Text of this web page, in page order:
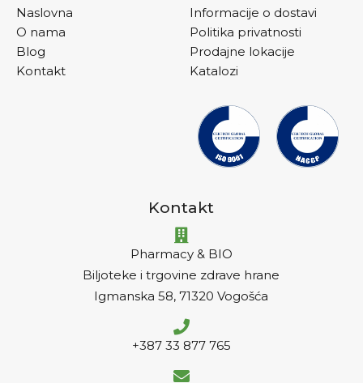
Naslovna
O nama
Blog
Kontakt
Informacije o dostavi
Politika privatnosti
Prodajne lokacije
Katalozi
Kontakt
Pharmacy & BIO
Biljoteke i trgovine zdrave hrane
Igmanska 58, 71320 Vogošća
+387 33 877 765